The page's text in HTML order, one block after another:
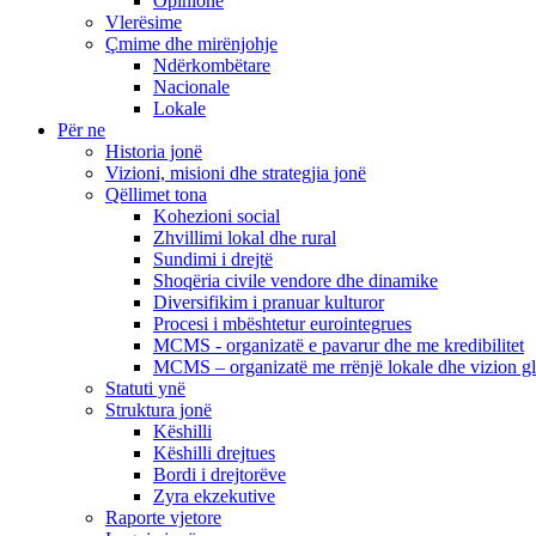
Vlerësime
Çmime dhe mirënjohje
Ndërkombëtare
Nacionale
Lokale
Për ne
Historia jonë
Vizioni, misioni dhe strategjia jonë
Qëllimet tona
Kohezioni social
Zhvillimi lokal dhe rural
Sundimi i drejtë
Shoqëria civile vendore dhe dinamike
Diversifikim i pranuar kulturor
Procesi i mbështetur eurointegrues
MCMS - organizatë e pavarur dhe me kredibilitet
MCMS – organizatë me rrënjë lokale dhe vizion
Statuti ynë
Struktura jonë
Këshilli
Këshilli drejtues
Bordi i drejtorëve
Zyra ekzekutive
Raporte vjetore